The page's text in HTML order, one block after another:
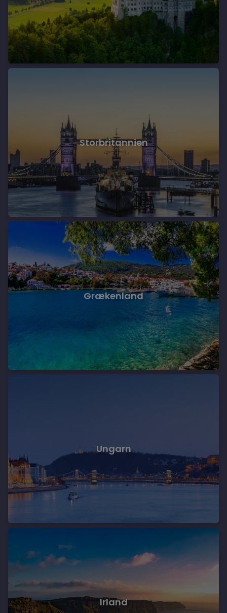
Storbritannien
Grækenland
Ungarn
Irland